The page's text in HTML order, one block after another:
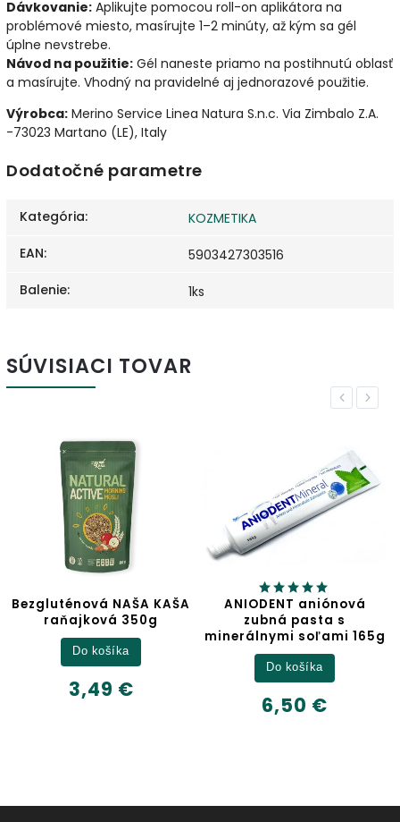
Dávkovanie: Aplikujte pomocou roll-on aplikátora na
problémové miesto, masírujte 1–2 minúty, až kým sa gél
úplne nevstrebe.
Návod na použitie: Gél naneste priamo na postihnutú oblasť
a masírujte. Vhodný na pravidelné aj jednorazové použitie.
Výrobca: Merino Service Linea Natura S.n.c. Via Zimbalo Z.A.
-73023 Martano (LE), Italy
Dodatočné parametre
Kategória:
KOZMETIKA
EAN:
5903427303516
Balenie: 1ks
SÚVISIACI TOVAR
Previous
NAŠA KAŠA
350g
ANIODENT aniónová
zubná pasta s
minerálnymi soľami 165g
Next